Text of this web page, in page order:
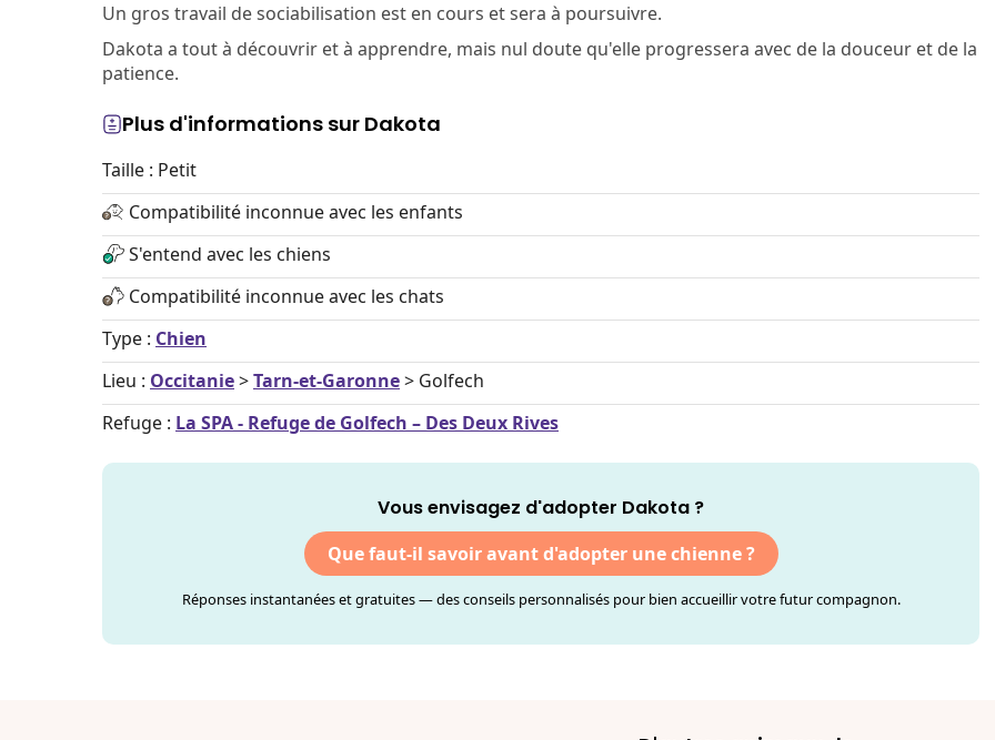
Un gros travail de sociabilisation est en cours et sera à poursuivre.
Dakota a tout à découvrir et à apprendre, mais nul doute qu'elle progressera avec de la douceur et de la
patience.
Plus d'informations sur Dakota
Taille : Petit
Compatibilité inconnue avec les enfants
S'entend avec les chiens
Compatibilité inconnue avec les chats
Type : Chien
Lieu : Occitanie>Tarn-et-Garonne> Golfech
Refuge : La SPA - Refuge de Golfech – Des Deux Rives
Vous envisagez d'adopter Dakota ?
Que faut-il savoir avant d'adopter une chienne ?
Réponses instantanées et gratuites — des conseils personnalisés pour bien accueillir votre futur compagnon.